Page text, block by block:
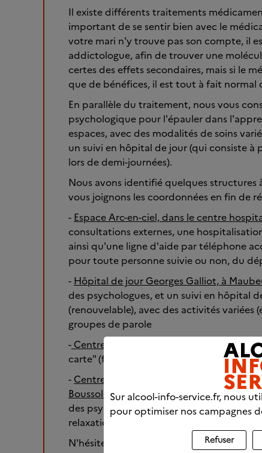
Il existe différents traitements
important de se sentir bien avec le
votre mari n'y trouve pas son compte, il
addictologue, afin de trouver une
certes des effets secondaires, mais si le
que de bénéfices, il est tout à fait normal
En parallèle du traitement, nous vous
psychologique pour l'épauler dans
espaces, avec des modalités de soins
un suivi en hôpital de jour (qui consiste
lors de demi-journées).
Nous avons identifié quelques
vous joignons les coordonnées en fin de
- Espace Arc-en-ciel, dans le centre
consultations externes, une
ainsi qu'une ligne d'aide par téléphone
pour toute personne suivie ou non, du
- Hôpital de jour Georges Galliot, à
des psychologues, et un suivi en hôpital
(renouvelable), avec des activités
groupes de parole
- Centre Alcoologique de Jour, à
carte" (fréquence, activités...), établie
- Centre de Soins d'Accompagnement et
Boussole", à Valenciennes, qui propose
des psychologues, et des activités de
relaxation...)
N'hésitez pas à en discuter avec votre
Sur alcool-info-service.fr, nous
pour optimiser nos campagnes
Refuser